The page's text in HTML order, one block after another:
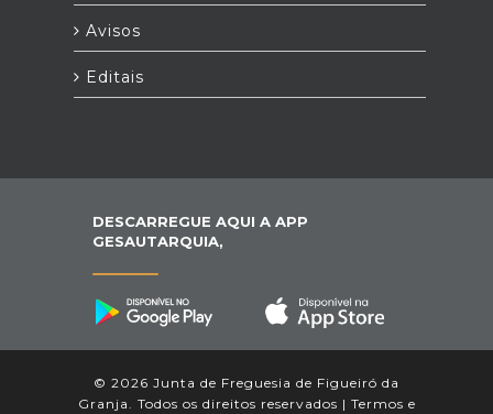
Avisos
Editais
DESCARREGUE AQUI A APP
GESAUTARQUIA,
© 2026 Junta de Freguesia de Figueiró da
Granja. Todos os direitos reservados | Termos e